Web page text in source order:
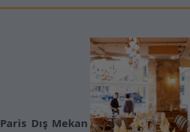
Paris Dış Mekan Sandalyesi, klasik